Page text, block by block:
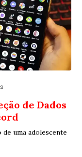
de Dados
uma adolescente